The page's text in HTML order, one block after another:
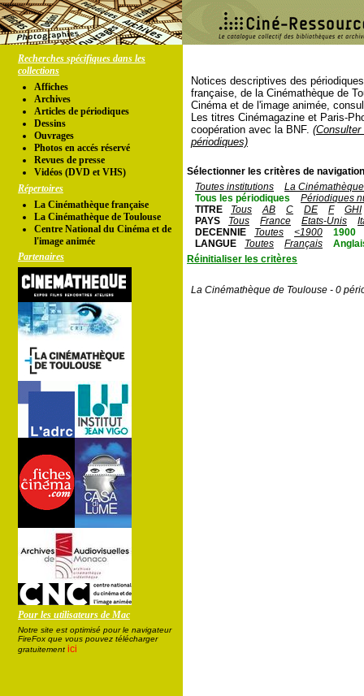
Recherches spécifiques dans les
collections
Affiches
Archives
Articles de périodiques
Dessins
Ouvrages
Photos en accés réservé
Revues de presse
Vidéos (DVD et VHS)
Répertoires
La Cinémathèque française
La Cinémathèque de Toulouse
Centre National du Cinéma et de
l'image animée
Partenaires
Pour les utilisateurs de Mac
Notre site est optimisé pour le navigateur
FireFox que vous pouvez télécharger
gratuitement ici
Notices descriptives des
française, de la Cinémathèque de
Cinéma et de l'image animée,
Les titres Cinémagazine et Paris-
coopération avec la BNF.
périodiques)
Sélectionner les critères de
Toutes institutions
La
Tous les périodiques
Périodiques
TITRE
Tous AB C DE F
GHI
PAYS
Tous France Etats-Unis
DECENNIE
Toutes <1900
1900
LANGUE
Toutes Français
Réinitialiser les critères
La Cinémathèque de Toulouse - 0